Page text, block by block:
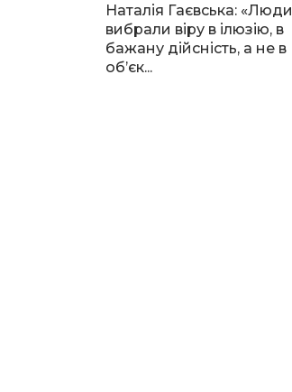
Наталія Гаєвська: «Люди
вибрали віру в ілюзію, в
бажану дійсність, а не в
об’єк...